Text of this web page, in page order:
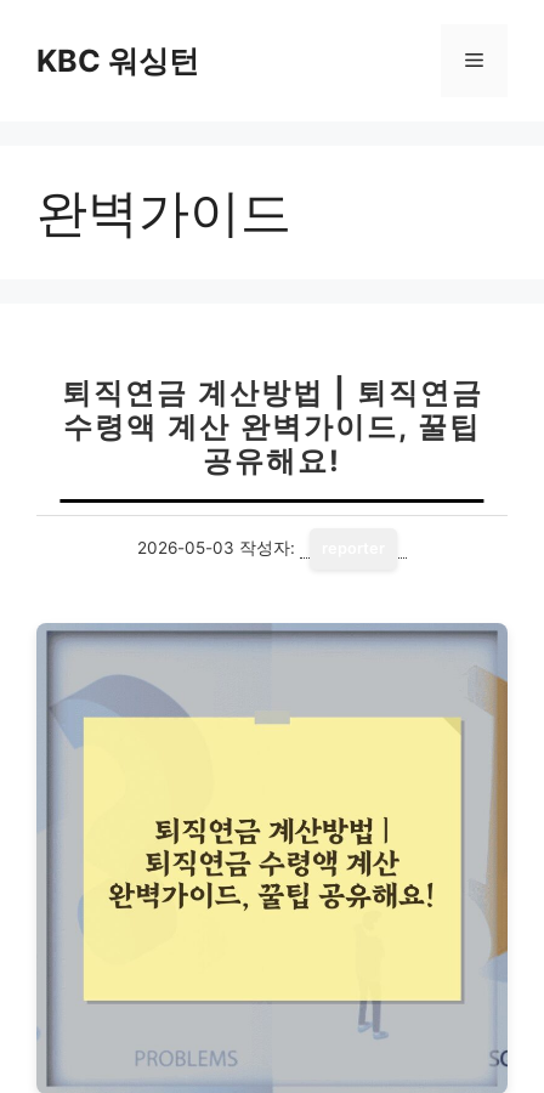
KBC 워싱턴 메
완벽가이드
퇴직연금 계산방법 | 퇴직연금
수령액 계산 완벽가이드, 꿀팁
공유해요!
2026-05-03 작성자: